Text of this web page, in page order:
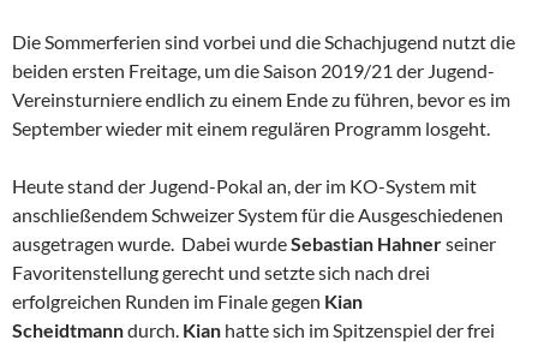
Die Sommerferien sind vorbei und die Schachjugend nutzt die
beiden ersten Freitage, um die Saison 2019/21 der Jugend-
Vereinsturniere endlich zu einem Ende zu führen, bevor es im
September wieder mit einem regulären Programm losgeht.
Heute stand der Jugend-Pokal an, der im KO-System mit
anschließendem Schweizer System für die Ausgeschiedenen
ausgetragen wurde. Dabei wurdeSebastian Hahnerseiner
Favoritenstellung gerecht und setzte sich nach drei
erfolgreichen Runden im Finale gegen Kian
Scheidtmanndurch. Kian hatte sich im Spitzenspiel der frei